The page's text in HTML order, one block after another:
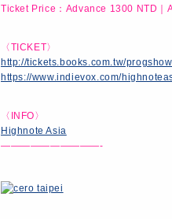
Ticket Price：Advance 1300 NTD｜
〈TICKET〉
http://tickets.books.com.tw/
https://www.indievox.com/
〈INFO〉
Highnote Asia
——————————-